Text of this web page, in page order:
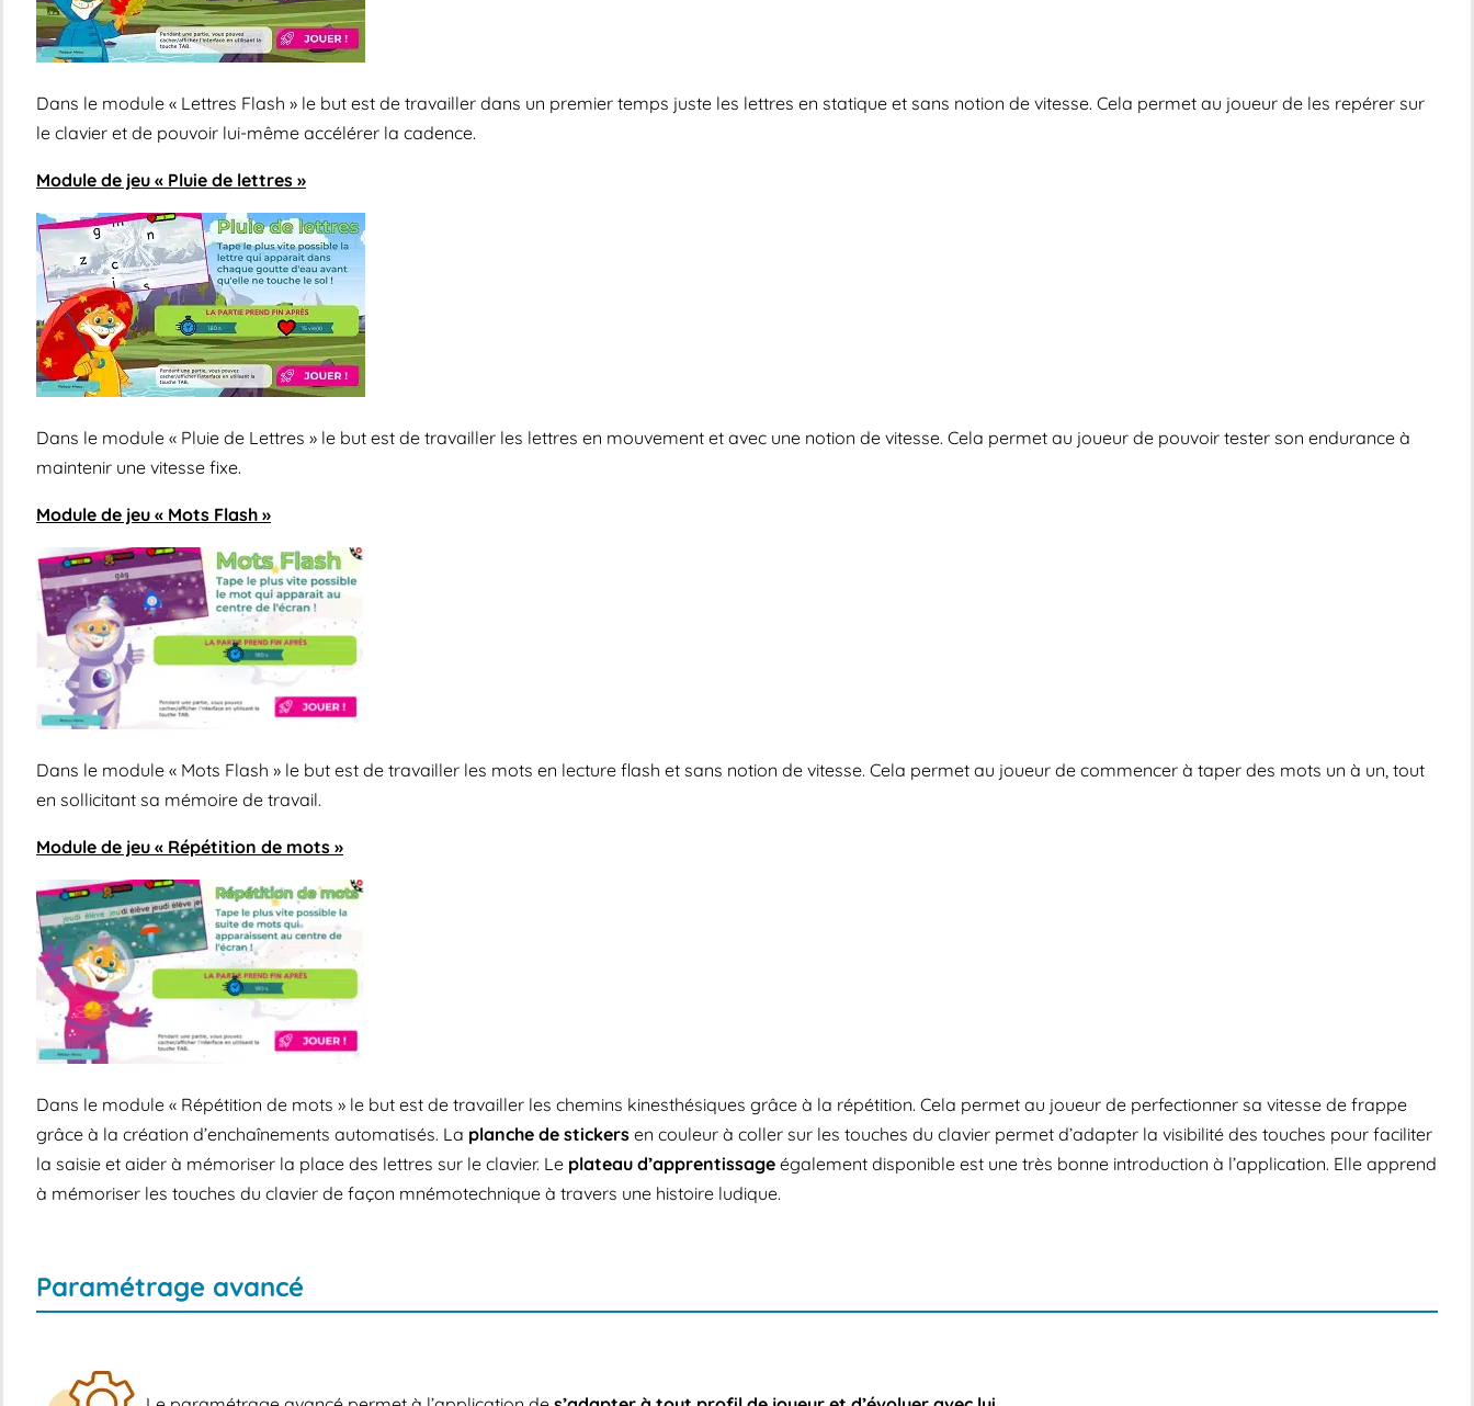
Dans le module « Lettres Flash » le but est de travailler dans un premier temps juste les lettres en statique et sans notion de vitesse. Cela permet au joueur de les repérer sur
le clavier et de pouvoir lui-même accélérer la cadence.
Module de jeu « Pluie de lettres »
Dans le module « Pluie de Lettres » le but est de travailler les lettres en mouvement et avec une notion de vitesse. Cela permet au joueur de pouvoir tester son endurance à
maintenir une vitesse fixe.
Module de jeu « Mots Flash »
Dans le module « Mots Flash » le but est de travailler les mots en lecture flash et sans notion de vitesse. Cela permet au joueur de commencer à taper des mots un à un, tout
en sollicitant sa mémoire de travail.
Module de jeu « Répétition de mots »
Dans le module « Répétition de mots » le but est de travailler les chemins kinesthésiques grâce à la répétition. Cela permet au joueur de perfectionner sa vitesse de frappe
grâce à la création d’enchaînements automatisés. La planche de stickers en couleur à coller sur les touches du clavier permet d’adapter la visibilité des touches pour faciliter
la saisie et aider à mémoriser la place des lettres sur le clavier. Le plateau d’apprentissage également disponible est une très bonne introduction à l’application. Elle apprend
à mémoriser les touches du clavier de façon mnémotechnique à travers une histoire ludique.
Paramétrage avancé